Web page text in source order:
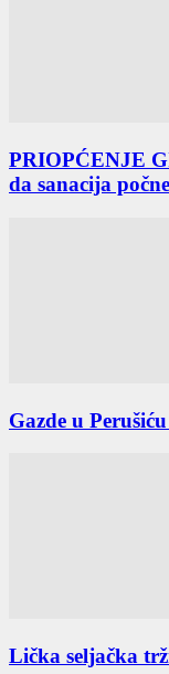
PRIOPĆENJE
da sanacija
Gazde u
Lička seljačka